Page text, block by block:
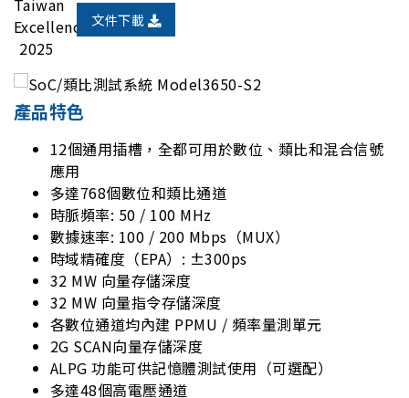
文件下載
產品特色
12個通用插槽，全都可用於數位、類比和混合信號
應用
多達768個數位和類比通道
時脈頻率: 50 / 100 MHz
數據速率: 100 / 200 Mbps（MUX）
時域精確度（EPA）: ±300ps
32 MW 向量存儲深度
32 MW 向量指令存儲深度
各數位通道均內建 PPMU / 頻率量測單元
2G SCAN向量存儲深度
ALPG 功能可供記憶體測試使用（可選配）
多達48個高電壓通道